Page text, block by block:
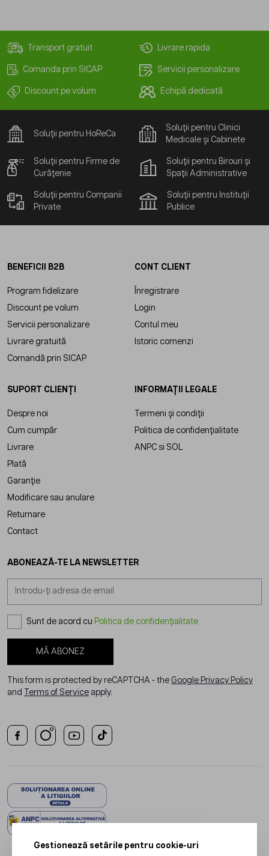
Transport gratuit Livrare rapida
Comanda prin SICAP Servicii personalizare
Discount pe volum Echipă dedicată
Soluții pentru HoReCa
Soluții pentru Clinici
Medicale și Cabinete
Soluții pentru Firme de
Curățenie
Soluții pentru Birouri și
Spații Administrative
Soluții pentru Companii
Private
Soluții pentru Instituții
Publice
BENEFICII B2B
Program fidelizare
Discount pe volum
Servicii personalizare
Livrare gratuită
Comandă prin SICAP
CONT CLIENT
Înregistrare
Login
Contul meu
Istoric comenzi
SUPORT CLIENȚI
Despre noi
Cum cumpăr
Livrare
Plată
Garanție
Modificare sau anulare
Returnare
Contact
INFORMAȚII LEGALE
Termeni și condiții
Politica de confidențialitate
ANPC si SOL
ABONEAZĂ-TE LA NEWSLETTER
Sunt de acord cu Politica de confidențialitate
MĂ ABONEZ
This form is protected by reCAPTCHA - the Google Privacy Policy
and
Terms of Service apply.
Gestionează setările pentru cookie-uri